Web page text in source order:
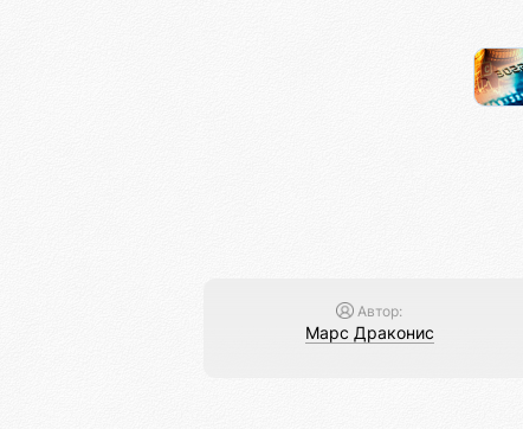
Автор:
Марс Драконис